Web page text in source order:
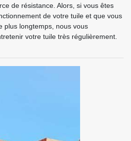
de résistance. Alors, si vous êtes
de votre tuile et que vous
plus longtemps, nous vous
votre tuile très régulièrement.